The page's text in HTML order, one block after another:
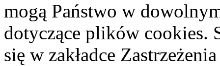
mogą Państwo w
dotyczące plików cookies.
się w zakładce